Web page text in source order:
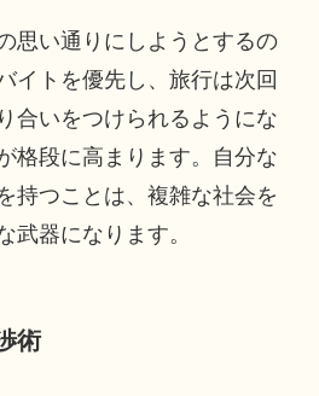
思い通りにしようとするの
イトを優先し、旅行は次回
合いをつけられるようにな
格段に高まります。自分な
持つことは、複雑な社会を
武器になります。
術